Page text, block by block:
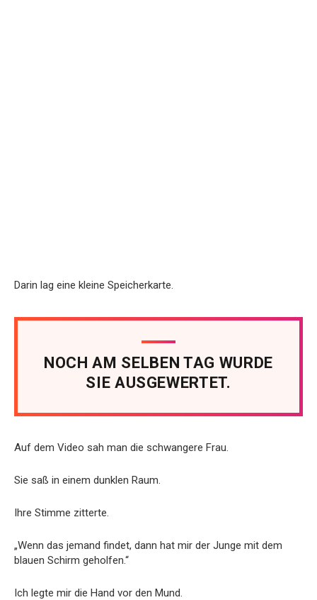
Darin lag eine kleine Speicherkarte.
NOCH AM SELBEN TAG WURDE
SIE AUSGEWERTET.
Auf dem Video sah man die schwangere Frau.
Sie saß in einem dunklen Raum.
Ihre Stimme zitterte.
„Wenn das jemand findet, dann hat mir der Junge mit dem
blauen Schirm geholfen.“
Ich legte mir die Hand vor den Mund.